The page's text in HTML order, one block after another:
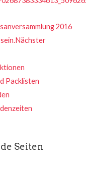
2016
Nächster
Packlisten
Seiten